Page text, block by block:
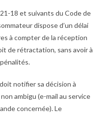
18 et suivants du Code de
dispose d’un délai
à compter de la réception
de rétractation, sans avoir à
notifier sa décision à
ambigu (e-mail au service
concernée). Le